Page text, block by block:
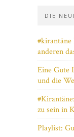
DIE
anderen
Eine Gute
und die
zu sein in
Playlist: